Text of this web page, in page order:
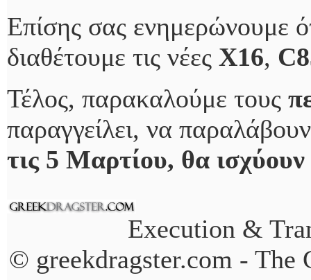
Επίσης σας ενημερώνουμε
διαθέτουμε τις νέες X16,
Τέλος, παρακαλούμε τους
παραγγείλει, να
τις 5 Μαρτίου, θα ισχύουν
Execution &
© greekdragster.com - The